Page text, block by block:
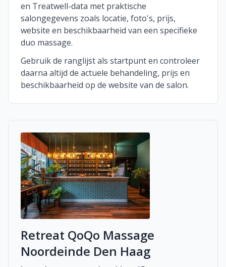
en Treatwell-data met praktische
salongegevens zoals locatie, foto's, prijs,
website en beschikbaarheid van een specifieke
duo massage.
Gebruik de ranglijst als startpunt en controleer
daarna altijd de actuele behandeling, prijs en
beschikbaarheid op de website van de salon.
Retreat QoQo Massage
Noordeinde Den Haag